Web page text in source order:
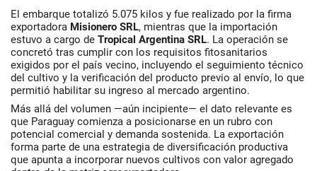
El embarque totalizó 5.075 kilos y fue realizado por la firma
exportadora Misionero SRL, mientras que la importación
estuvo a cargo de Tropical Argentina SRL. La operación se
concretó tras cumplir con los requisitos fitosanitarios
exigidos por el país vecino, incluyendo el seguimiento técnico
del cultivo y la verificación del producto previo al envío, lo que
permitió habilitar su ingreso al mercado argentino.
Más allá del volumen —aún incipiente— el dato relevante es
que Paraguay comienza a posicionarse en un rubro con
potencial comercial y demanda sostenida. La exportación
forma parte de una estrategia de diversificación productiva
que apunta a incorporar nuevos cultivos con valor agregado